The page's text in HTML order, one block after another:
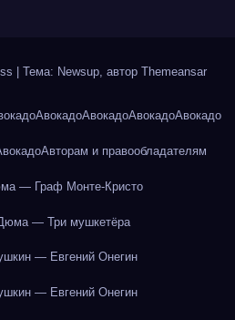
Тема: Newsup, автор Themeansar
АвокадоАвокадоАвокадоАвокадо
Авторам и правообладателям
— Граф Монте-Кристо
— Три мушкетёра
— Евгений Онегин
— Евгений Онегин